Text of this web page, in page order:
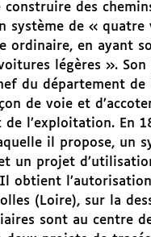
construire des
système de «
ordinaire, en ayant
légères ».
du département
de voie et
l’exploitation. En
il propose, un
un projet
obtient
(Loire), sur la
sont au centre